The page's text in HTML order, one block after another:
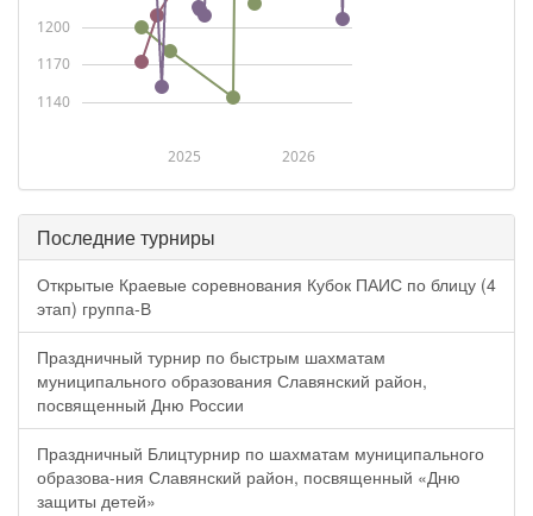
2025 2026
1140
1170
1200
Последние турниры
Открытые Краевые соревнования Кубок ПАИС по блицу (4
этап) группа-В
Праздничный турнир по быстрым шахматам
муниципального образования Славянский район,
посвященный Дню России
Праздничный Блицтурнир по шахматам муниципального
образова-ния Славянский район, посвященный «Дню
защиты детей»